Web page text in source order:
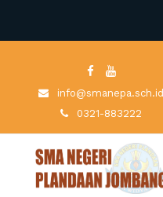
info@smanepa.sch.id
0321-883222